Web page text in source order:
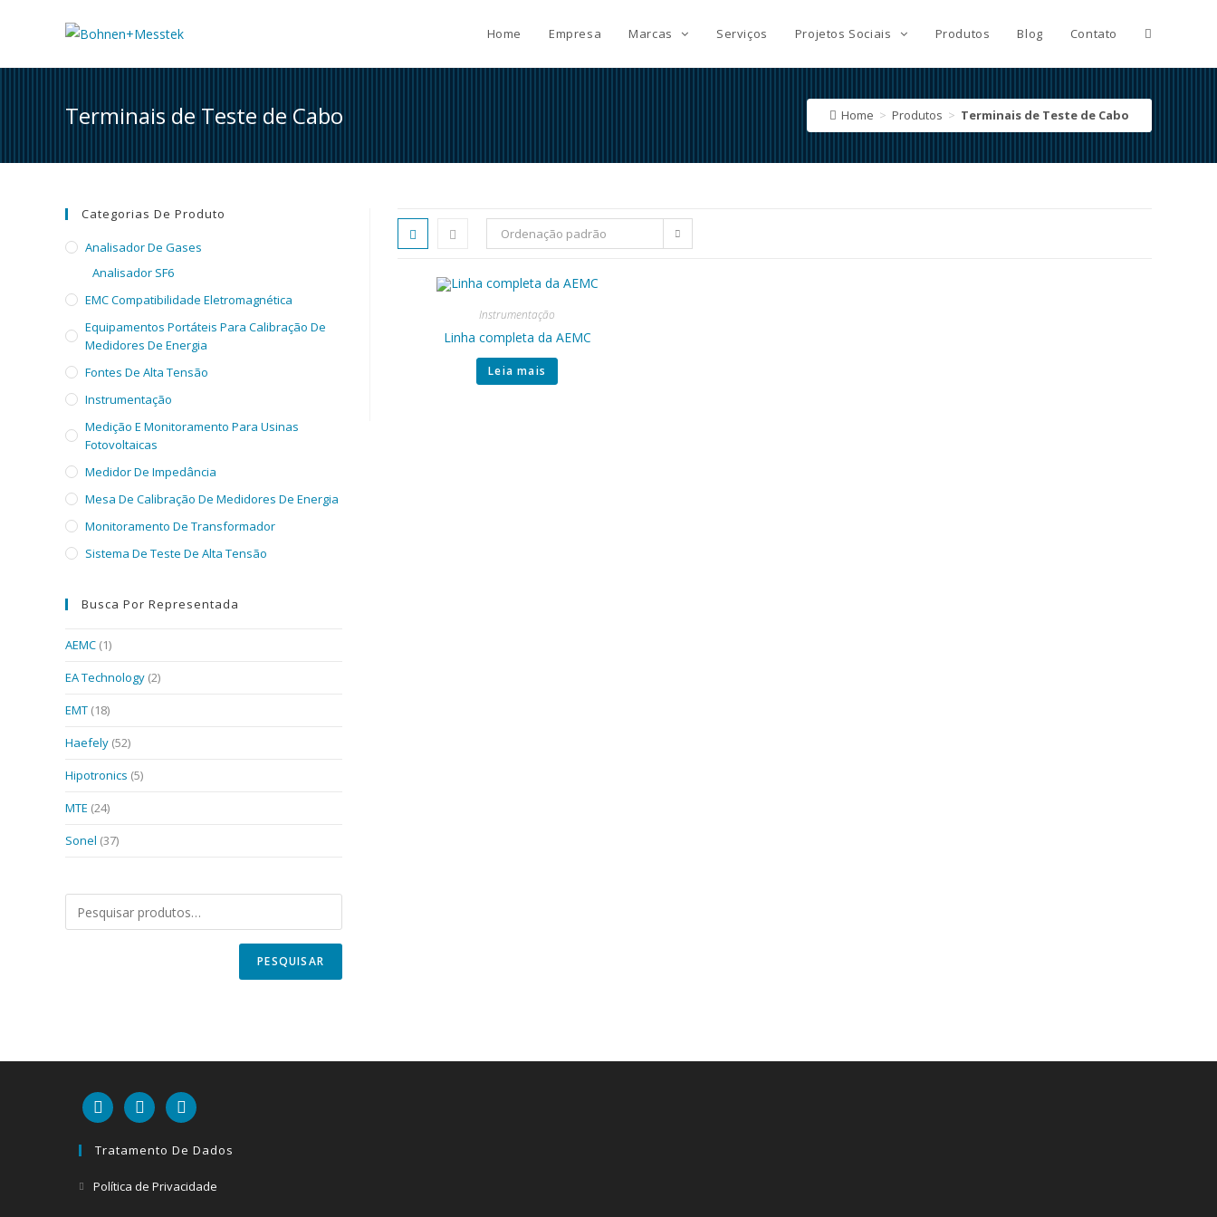
Home Empresa Marcas Serviços Projetos Sociais Produtos Blog Contato
Terminais de Teste de Cabo Home > Produtos > Terminais de Teste de Cabo
Ordenação padrão
Instrumentação
Linha completa da AEMC
Leia mais
Categorias De Produto
Analisador De Gases
Analisador SF6
EMC Compatibilidade Eletromagnética
Equipamentos Portáteis Para Calibração De
Medidores De Energia
Fontes De Alta Tensão
Instrumentação
Medição E Monitoramento Para Usinas
Fotovoltaicas
Medidor De Impedância
Mesa De Calibração De Medidores De Energia
Monitoramento De Transformador
Sistema De Teste De Alta Tensão
Busca Por Representada
AEMC (1)
EA Technology (2)
EMT (18)
Haefely (52)
Hipotronics (5)
MTE (24)
Sonel (37)
PESQUISAR
linkedinmail youtube
Tratamento De Dados
Política de Privacidade